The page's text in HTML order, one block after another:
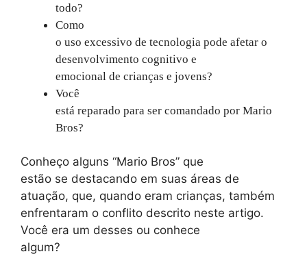
todo?
Como
o uso excessivo de tecnologia pode afetar o
desenvolvimento cognitivo e
emocional de crianças e jovens?
Você
está reparado para ser comandado por Mario
Bros?
Conheço alguns “Mario Bros” que
estão se destacando em suas áreas de
atuação, que, quando eram crianças, também
enfrentaram o conflito descrito neste artigo.
Você era um desses ou conhece
algum?